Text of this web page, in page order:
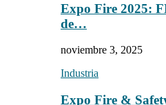
Expo Fire 2025:
de…
noviembre 3, 2025
Industria
Expo Fire &